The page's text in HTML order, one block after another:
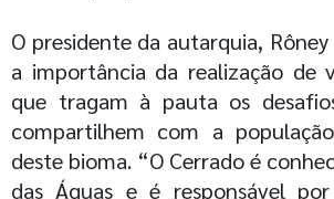
O presidente da autarquia, Rôney
a importância da realização de
que tragam à pauta os
compartilhem com a
deste bioma. “O Cerrado é
das Águas e é responsável